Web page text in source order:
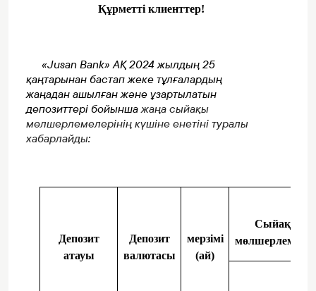
Құрметті клиенттер!
«Jusan Bank» АҚ 2024 жылдың 25
қаңтарынан бастап жеке тұлғалардың
жаңадан ашылған және ұзартылатын
депозиттері бойыншажаңа сыйақы
мөлшерлемелерінің күшіне енетіні туралы
хабарлайды:
Депозит
атауы
Депозит
валютасы
мерзімі
(ай)
Сыйақы